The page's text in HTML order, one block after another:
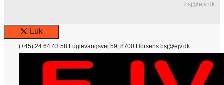
bsj@ejv.dk
Luk
(+45) 24 64 43 58 Fuglevangsvej 59, 8700 Horsens bsj@ejv.dk